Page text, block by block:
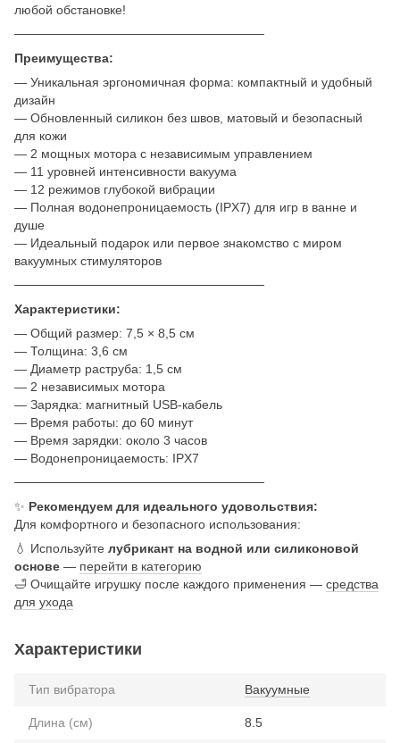
любой обстановке!
────────────────────────────
Преимущества:
— Уникальная эргономичная форма: компактный и удобный
дизайн
— Обновленный силикон без швов, матовый и безопасный
для кожи
— 2 мощных мотора с независимым управлением
— 11 уровней интенсивности вакуума
— 12 режимов глубокой вибрации
— Полная водонепроницаемость (IPX7) для игр в ванне и
душе
— Идеальный подарок или первое знакомство с миром
вакуумных стимуляторов
────────────────────────────
Характеристики:
— Общий размер: 7,5 × 8,5 см
— Толщина: 3,6 см
— Диаметр раструба: 1,5 см
— 2 независимых мотора
— Зарядка: магнитный USB-кабель
— Время работы: до 60 минут
— Время зарядки: около 3 часов
— Водонепроницаемость: IPX7
────────────────────────────
✨ Рекомендуем для идеального удовольствия:
Для комфортного и безопасного использования:
💧 Используйте лубрикант на водной или силиконовой
основе — перейти в категорию
🛁 Очищайте игрушку после каждого применения — средства
для ухода
Характеристики
Тип вибратора Вакуумные
Длина (см) 8.5